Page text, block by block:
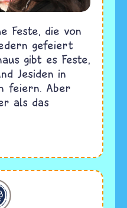
Feste, die von
gefeiert
gibt es Feste,
Jesiden in
feiern. Aber
als das